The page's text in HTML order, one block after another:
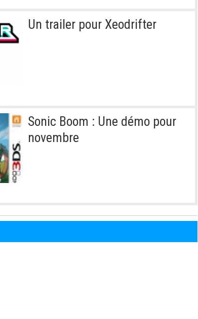
Un trailer pour Xeodrifter
Sonic Boom : Une démo pour
novembre